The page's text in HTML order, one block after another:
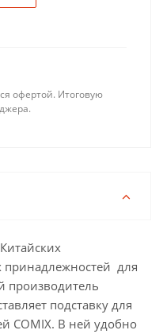
офертой. Итоговую
принадлежностей для
подставку для
COMIX. В ней удобно